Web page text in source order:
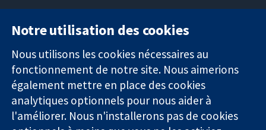
Des données
probantes.
Des décisions
éclairées.
Une meilleure
santé.
11-13 Cavendish
Square
Londres
W1G0AN
Royaume-Uni
nous
Actualités
Service de
presse
Qui sommes-
nous
Notre utilisation des cookies
Nous utilisons les cookies nécessaires au
fonctionnement de notre site. Nous aimerions
également mettre en place des cookies
analytiques optionnels pour nous aider à
l'améliorer. Nous n'installerons pas de cookies